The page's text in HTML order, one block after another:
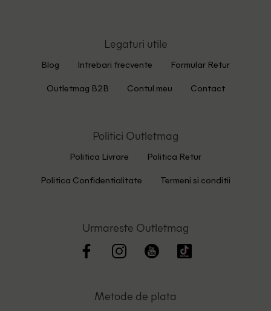
Legaturi utile
Blog Intrebari frecvente Formular Retur
Outletmag B2B Contul meu Contact
Politici Outletmag
Politica Livrare Politica Retur
Politica Confidentialitate Termeni si conditii
Urmareste Outletmag
Metode de plata